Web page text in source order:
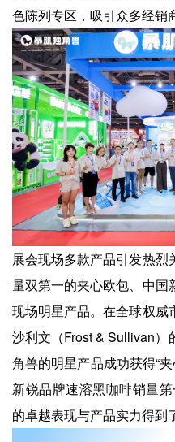
色陈列专区，吸引众多经销
展会现场多款产品引发热烈
量双第一的夹心欧包、中国
现场明星产品。在全球权威
沙利文（Frost & Sullivan）
角兽的明星产品成功获得“
新锐品牌速溶黑咖啡销量
的卓越表现与产品实力得到